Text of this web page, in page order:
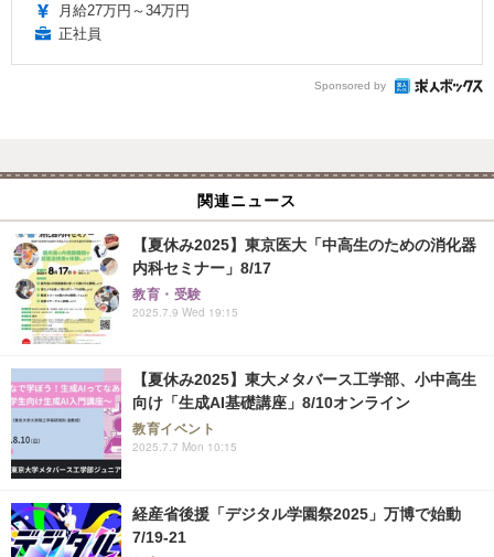
月給27万円～34万円
正社員
Sponsored by
関連ニュース
【夏休み2025】東京医大「中高生のための消化器
内科セミナー」8/17
教育・受験
2025.7.9 Wed 19:15
【夏休み2025】東大メタバース工学部、小中高生
向け「生成AI基礎講座」8/10オンライン
教育イベント
2025.7.7 Mon 10:15
経産省後援「デジタル学園祭2025」万博で始動
7/19-21